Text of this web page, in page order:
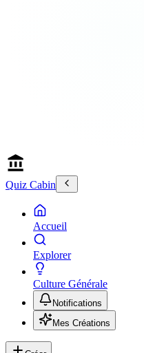
Quiz Cabin
Accueil
Explorer
Culture Générale
Notifications
Mes Créations